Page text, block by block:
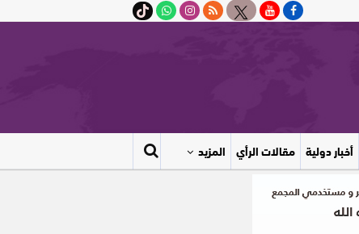
أخبار دولية مقالات الرأي المزيد